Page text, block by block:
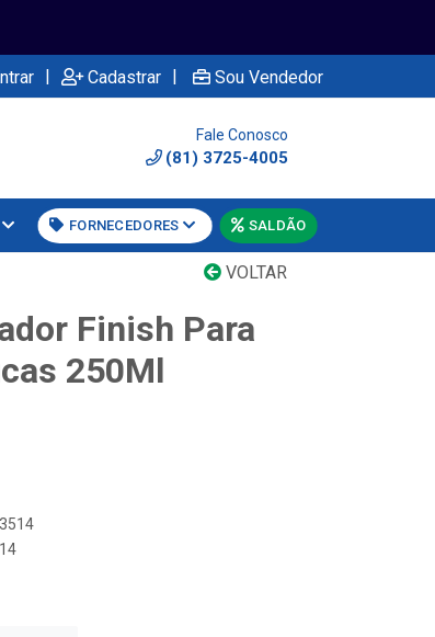
| Cadastrar | Sou Vendedor
Fale Conosco
(81) 3725-4005
FORNECEDORES SALDÃO
VOLTAR
Finish Para
250Ml